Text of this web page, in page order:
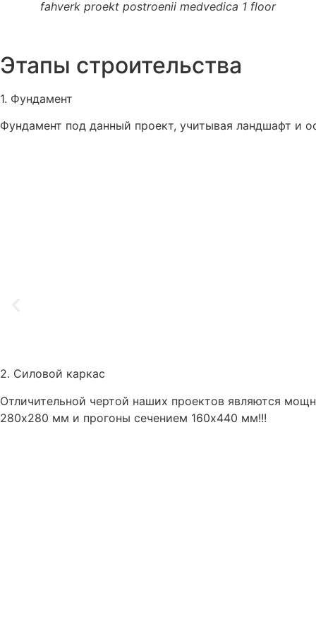
fahverk proekt postroenii medvedica 1 floor
Этапы строительства
1. Фундамент
Фундамент под данный проект, учитывая ландшафт и
2. Силовой каркас
Отличительной чертой наших проектов являются
280х280 мм и прогоны сечением 160х440 мм!!!